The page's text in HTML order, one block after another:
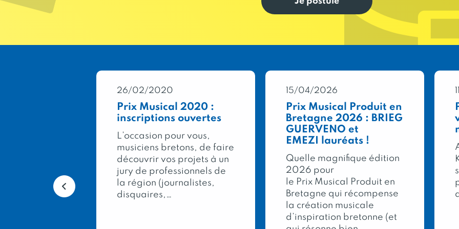
Actuellement, innoclair
le Concours
26/02/2020
Prix Musical 2020 :
inscriptions ouvertes
L’occasion pour vous,
musiciens bretons, de faire
découvrir vos projets à un
jury de professionnels de
la région (journalistes,
disquaires,…
15/04/2026
Prix Musical Produit en
Bretagne 2026 : BRIEG
GUERVENO et
EMEZI lauréats !
Quelle magnifique édition
2026 pour
le Prix Musical Produit en
Bretagne qui récompense
la création musicale
d’inspiration bretonne (et